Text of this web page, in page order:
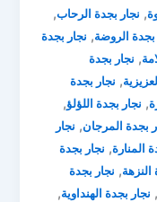
, نجار بجدة الرحاب,
بجدة الروضة, نجار بجدة
, نجار بجدة
, نجار بجدة
, نجار بجدة اللؤلؤ,
بجدة المرجان, نجار
المنارة, نجار بجدة
النزهة, نجار بجدة
, نجار بجدة الهنداوية,